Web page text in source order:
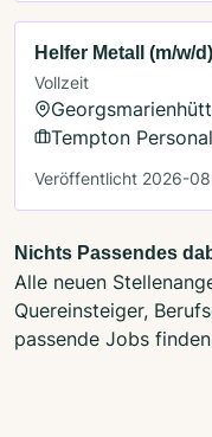
Helfer Metall (m/w/d)
Vollzeit
Tempton
Veröffentlicht 2026-
Nichts Passendes
Alle neuen
Quereinsteiger,
passende Jobs